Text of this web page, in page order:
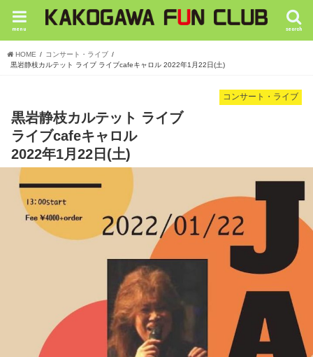
search
menu
HOME
コンサート・ライブ
黒岩静枝カルテット ライブ ライブcafeキャロル 2022年1月22日(土)
コンサート・ライブ
黒岩静枝カルテット ライブ
ライブcafeキャロル
2022年1月22日(土)